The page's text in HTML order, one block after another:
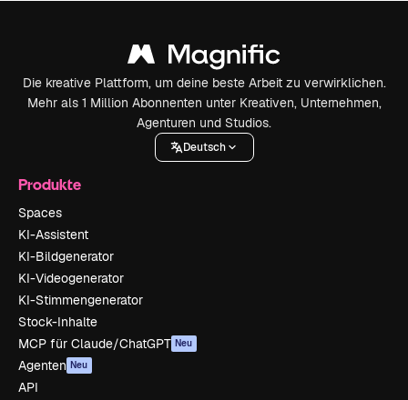
Die kreative Plattform, um deine beste Arbeit zu verwirklichen.
Mehr als 1 Million Abonnenten unter Kreativen, Unternehmen,
Agenturen und Studios.
Deutsch
Produkte
Spaces
KI-Assistent
KI-Bildgenerator
KI-Videogenerator
KI-Stimmengenerator
Stock-Inhalte
MCP für Claude/ChatGPT Neu
Agenten Neu
API